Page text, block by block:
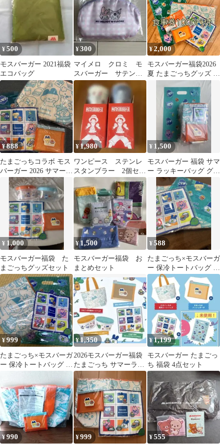
¥500
モスバーガー 2021福袋
エコバッグ
¥300
マイメロ クロミ モ
スバーガー サテンポ
ーチ
¥2,000
モスバーガー福袋2026
夏 たまごっちグッズ 食
¥888
たまごっちコラボ モス
バーガー 2026 サマーラ
ッキーバッグ 3点セッ
¥1,980
ワンピース ステンレ
スタンブラー 2個セッ
ト モスバーガー福袋
¥ 1,500
モスバーガー 福袋 サマ
ー ラッキーバッグ グッ
ズのみ
¥ 1,000
モスバーガー福袋 た
まごっちグッズセット
¥1,500
モスバーガー福袋 お
まとめセット
¥588
たまごっち×モスバーガ
ー 保冷トートバッグ ミ
ニハンカチ 袋 匿名配送
¥999
たまごっち×モスバーガ
ー 保冷トートバッグ ミ
¥1,350
2026モスバーガー福袋
たまごっち サマーラッ
キーバッグ グッズセッ
ト
¥1,199
モスバーガー たまごっ
ち 福袋 4点セット
¥990 ¥999 ¥555